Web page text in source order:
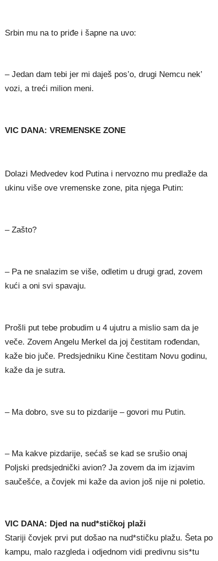
Srbin mu na to priđe i šapne na uvo:
– Jedan dam tebi jer mi daješ pos’o, drugi Nemcu nek’
vozi, a treći milion meni.
VIC DANA: VREMENSKE ZONE
Dolazi Medvedev kod Putina i nervozno mu predlaže da
ukinu više ove vremenske zone, pita njega Putin:
– Zašto?
– Pa ne snalazim se više, odletim u drugi grad, zovem
kući a oni svi spavaju.
Prošli put tebe probudim u 4 ujutru a mislio sam da je
veče. Zovem Angelu Merkel da joj čestitam rođendan,
kaže bio juče. Predsjedniku Kine čestitam Novu godinu,
kaže da je sutra.
– Ma dobro, sve su to pizdarije – govori mu Putin.
– Ma kakve pizdarije, sećaš se kad se srušio onaj
Poljski predsjednički avion? Ja zovem da im izjavim
saučešće, a čovjek mi kaže da avion još nije ni poletio.
VIC DANA: Djed na nud*stičkoj plaži
Stariji čovjek prvi put došao na nud*stičku plažu. Šeta po
kampu, malo razgleda i odjednom vidi predivnu sis*tu